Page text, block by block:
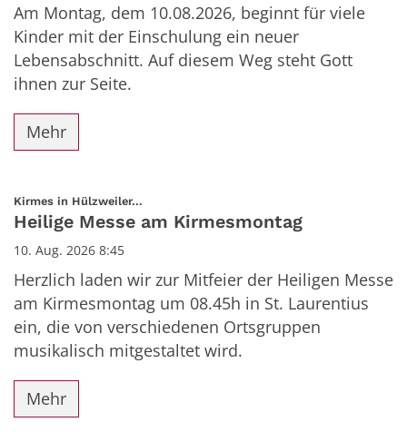
Am Montag, dem 10.08.2026, beginnt für viele
Kinder mit der Einschulung ein neuer
Lebensabschnitt. Auf diesem Weg steht Gott
ihnen zur Seite.
Mehr
Kirmes in Hülzweiler...
Heilige Messe am Kirmesmontag
10. Aug. 2026 8:45
Herzlich laden wir zur Mitfeier der Heiligen Messe
am Kirmesmontag um 08.45h in St. Laurentius
ein, die von verschiedenen Ortsgruppen
musikalisch mitgestaltet wird.
Mehr